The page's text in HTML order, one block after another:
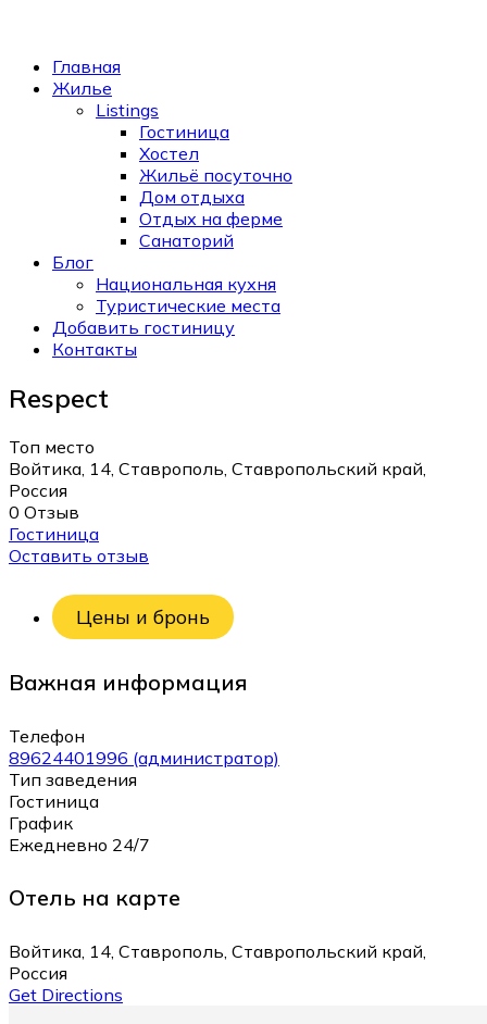
Главная
Жилье
Listings
Гостиница
Хостел
Жильё посуточно
Дом отдыха
Отдых на ферме
Санаторий
Блог
Национальная кухня
Туристические места
Добавить гостиницу
Контакты
Respect
Топ место
Войтика, 14, Ставрополь, Ставропольский край,
Россия
0 Отзыв
Гостиница
Оставить отзыв
Цены и бронь
Важная информация
Телефон
89624401996 (администратор)
Тип заведения
Гостиница
График
Ежедневно 24/7
Отель на карте
Войтика, 14, Ставрополь, Ставропольский край,
Россия
Get Directions